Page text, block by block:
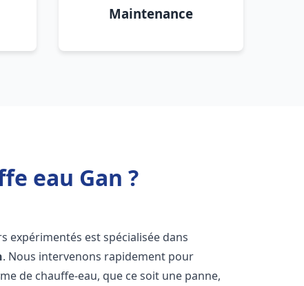
Maintenance
eau Gan ?
expérimentés est spécialisée dans
. Nous intervenons rapidement pour
de chauffe-eau, que ce soit une panne,